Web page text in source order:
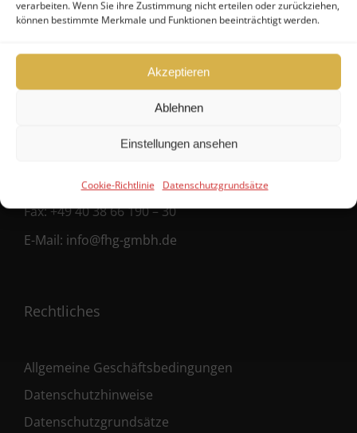
verarbeiten. Wenn Sie ihre Zustimmung nicht erteilen oder zurückziehen,
können bestimmte Merkmale und Funktionen beeinträchtigt werden.
Akzeptieren
Ablehnen
Einstellungen ansehen
Cookie-Richtlinie Datenschutzgrundsätze
FHG
Hanseatische Fondshandlung GmbH
+49 40 38 66 190 – 0
Fax:+49 40 38 66 190 – 30
E-Mail: info@fhg-gmbh.de
Rechtliches
Allgemeine Geschäftsbedingungen
Datenschutzhinweise
Datenschutzgrundsätze